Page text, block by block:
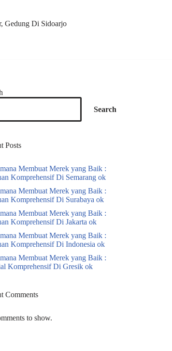
Gedung Di Sidoarjo
Search
Posts
Membuat Merek yang Baik :
Komprehensif Di Semarang ok
Membuat Merek yang Baik :
Komprehensif Di Surabaya ok
Membuat Merek yang Baik :
Komprehensif Di Jakarta ok
Membuat Merek yang Baik :
Komprehensif Di Indonesia ok
Membuat Merek yang Baik :
Komprehensif Di Gresik ok
Comments
to show.